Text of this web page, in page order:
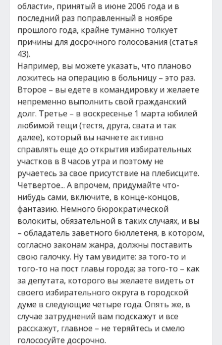
области», принятый в июне 2006 года и в
последний раз поправленный в ноябре
прошлого года, крайне туманно толкует
причины для досрочного голосования (статья
43).
Например, вы можете указать, что планово
ложитесь на операцию в больницу – это раз.
Второе – вы едете в командировку и желаете
непременно выполнить свой гражданский
долг. Третье – в воскресенье 1 марта юбилей
любимой тещи (тестя, друга, свата и так
далее), который вы начнете активно
справлять еще до открытия избирательных
участков в 8 часов утра и поэтому не
ручаетесь за свое присутствие на плебисците.
Четвертое... А впрочем, придумайте что-
нибудь сами, включите, в конце-концов,
фантазию. Немного бюрократической
волокиты, обязательной в таких случаях, и вы
– обладатель заветного бюллетеня, в котором,
согласно законам жанра, должны поставить
свою галочку. Ну там увидите: за того-то и
того-то на пост главы города; за того-то – как
за депутата, которого вы желаете видеть от
своего избирательного округа в городской
думе в следующие четыре года. Опять же, в
случае затруднений вам подскажут и все
расскажут, главное – не теряйтесь и смело
голососуйте досрочно.